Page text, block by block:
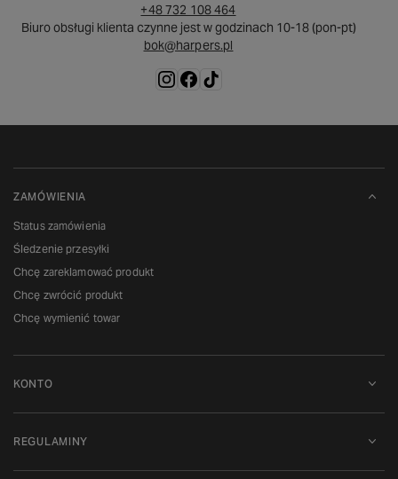
+48 732 108 464
Biuro obsługi klienta czynne jest w godzinach 10-18 (pon-pt)
bok@harpers.pl
ZAMÓWIENIA
Status zamówienia
Śledzenie przesyłki
Chcę zareklamować produkt
Chcę zwrócić produkt
Chcę wymienić towar
KONTO
REGULAMINY